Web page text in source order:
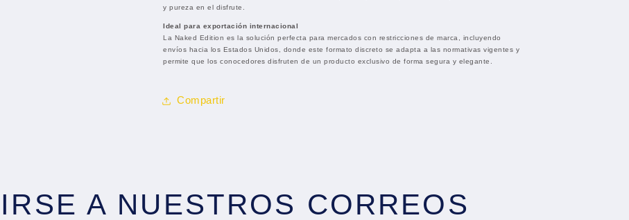
y pureza en el disfrute.
Ideal para exportación internacional
La Naked Edition es la solución perfecta para mercados con restricciones de marca, incluyendo
envíos hacia los Estados Unidos, donde este formato discreto se adapta a las normativas vigentes y
permite que los conocedores disfruten de un producto exclusivo de forma segura y elegante.
Compartir
A NUESTROS CORREOS